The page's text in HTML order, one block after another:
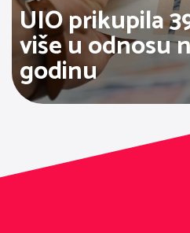
UIO prikupila
više u odnosu
godinu